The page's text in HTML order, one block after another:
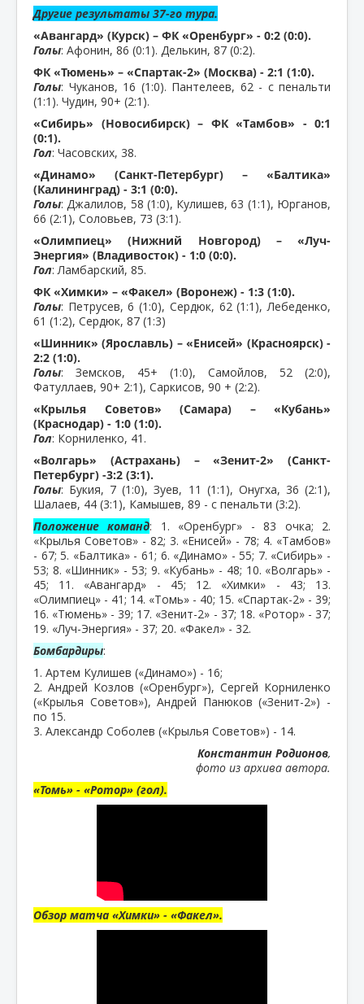
Другие результаты 37-го тура.
«Авангард» (Курск) – ФК «Оренбург» - 0:2 (0:0).
Голы: Афонин, 86 (0:1). Делькин, 87 (0:2).
ФК «Тюмень» – «Спартак-2» (Москва) - 2:1 (1:0).
Голы: Чуканов, 16 (1:0). Пантелеев, 62 - с пенальти
(1:1). Чудин, 90+ (2:1).
«Сибирь» (Новосибирск) – ФК «Тамбов» - 0:1
(0:1).
Гол: Часовских, 38.
«Динамо» (Санкт-Петербург) – «Балтика»
(Калининград) - 3:1 (0:0).
Голы: Джалилов, 58 (1:0), Кулишев, 63 (1:1), Юрганов,
66 (2:1), Соловьев, 73 (3:1).
«Олимпиец» (Нижний Новгород) – «Луч-
Энергия» (Владивосток) - 1:0 (0:0).
Гол: Ламбарский, 85.
ФК «Химки» – «Факел» (Воронеж) - 1:3 (1:0).
Голы: Петрусев, 6 (1:0), Сердюк, 62 (1:1), Лебеденко,
61 (1:2), Сердюк, 87 (1:3)
«Шинник» (Ярославль) – «Енисей» (Красноярск) -
2:2 (1:0).
Голы: Земсков, 45+ (1:0), Самойлов, 52 (2:0),
Фатуллаев, 90+ 2:1), Саркисов, 90 + (2:2).
«Крылья Советов» (Самара) – «Кубань»
(Краснодар) - 1:0 (1:0).
Гол: Корниленко, 41.
«Волгарь» (Астрахань) – «Зенит-2» (Санкт-
Петербург) -3:2 (3:1).
Голы: Букия, 7 (1:0), Зуев, 11 (1:1), Онугха, 36 (2:1),
Шалаев, 44 (3:1), Камышев, 89 - с пенальти (3:2).
Положение команд: 1. «Оренбург» - 83 очка; 2.
«Крылья Советов» - 82; 3. «Енисей» - 78; 4. «Тамбов»
- 67; 5. «Балтика» - 61; 6. «Динамо» - 55; 7. «Сибирь» -
53; 8. «Шинник» - 53; 9. «Кубань» - 48; 10. «Волгарь» -
45; 11. «Авангард» - 45; 12. «Химки» - 43; 13.
«Олимпиец» - 41; 14. «Томь» - 40; 15. «Спартак-2» - 39;
16. «Тюмень» - 39; 17. «Зенит-2» - 37; 18. «Ротор» - 37;
19. «Луч-Энергия» - 37; 20. «Факел» - 32.
Бомбардиры:
1. Артем Кулишев («Динамо») - 16;
2. Андрей Козлов («Оренбург»), Сергей Корниленко
(«Крылья Советов»), Андрей Панюков («Зенит-2») -
по 15.
3. Александр Соболев («Крылья Советов») - 14.
Константин Родионов,
фото из архива автора.
«Томь» - «Ротор» (гол).
Обзор матча «Химки» - «Факел».